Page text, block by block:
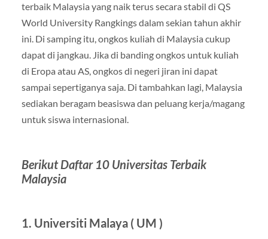
terbaik Malaysia yang naik terus secara stabil di QS
World University Rangkings dalam sekian tahun akhir
ini. Di samping itu, ongkos kuliah di Malaysia cukup
dapat di jangkau. Jika di banding ongkos untuk kuliah
di Eropa atau AS, ongkos di negeri jiran ini dapat
sampai sepertiganya saja. Di tambahkan lagi, Malaysia
sediakan beragam beasiswa dan peluang kerja/magang
untuk siswa internasional.
Berikut Daftar 10 Universitas Terbaik
Malaysia
1. Universiti Malaya ( UM )